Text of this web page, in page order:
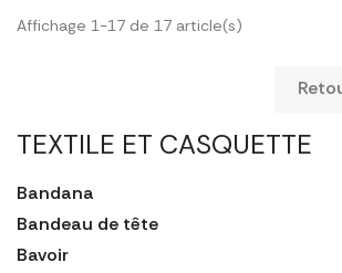
TEXTILE ET CASQUETTE
Bandana
Bandeau de tête
Bavoir
Affichage 1-17 de 17 article(s)